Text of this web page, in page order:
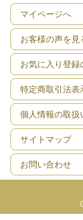
マイページへ
お客様の声を見
お気に入り登録
特定商取引法表
個人情報の取扱
サイトマップ
お問い合わせ